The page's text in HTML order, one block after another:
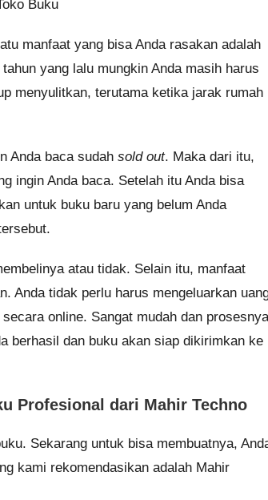
manfaat yang bisa Anda rasakan adalah
yang lalu mungkin Anda masih harus
menyulitkan, terutama ketika jarak rumah
Anda baca sudah sold out. Maka dari itu,
ingin Anda baca. Setelah itu Anda bisa
untuk buku baru yang belum Anda
atau tidak. Selain itu, manfaat
Anda tidak perlu harus mengeluarkan
online. Sangat mudah dan prosesnya
berhasil dan buku akan siap dikirimkan ke
Profesional dari Mahir Techno
Sekarang untuk bisa membuatnya,
kami rekomendasikan adalah Mahir